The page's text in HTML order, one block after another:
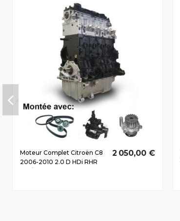
Moteur Complet Citroën C8
2006-2010 2.0 D HDi RHR
2 050,00 €